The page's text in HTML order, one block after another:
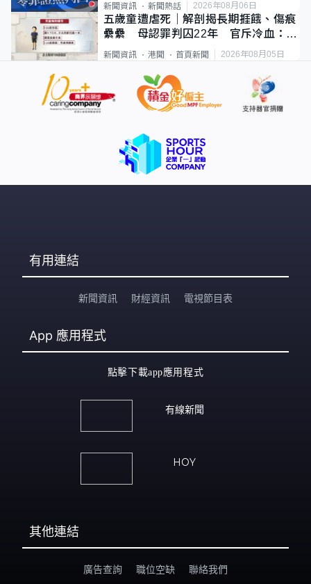
新聞資訊 新聞熱話 2026年08月06日
五歲童遭虐死｜解剖揭長期捱餓、傷痕
纍纍 母認罪判囚22年 官斥冷血：同
類案最惡劣
新聞資訊 港聞 首頁新聞 2026年08月05日
有用連結
新聞資訊 財經資訊 電視節目表
App 應用程式
點擊下載app應用程式
有線新聞
HOY
其他連結
廣告查詢 職位空缺 聯絡我們